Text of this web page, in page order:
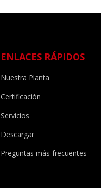
ENLACES RÁPIDOS
Nuestra Planta
Certificación
Servicios
Descargar
Preguntas más frecuentes